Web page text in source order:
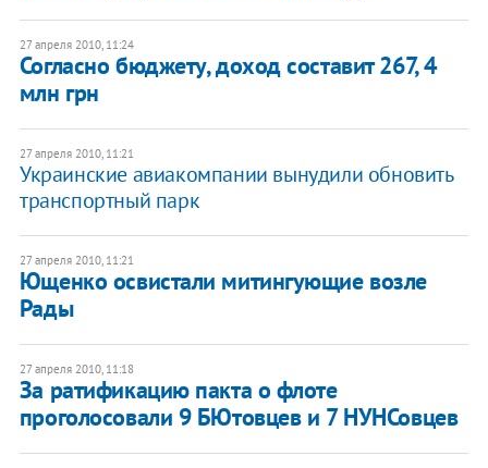
27 апреля 2010, 11:24
Согласно бюджету, доход составит 267, 4
млн грн
27 апреля 2010, 11:21
Украинские авиакомпании вынудили обновить
транспортный парк
27 апреля 2010, 11:21
Ющенко освистали митингующие возле
Рады
27 апреля 2010, 11:18
За ратификацию пакта о флоте
проголосовали 9 БЮтовцев и 7 НУНСовцев